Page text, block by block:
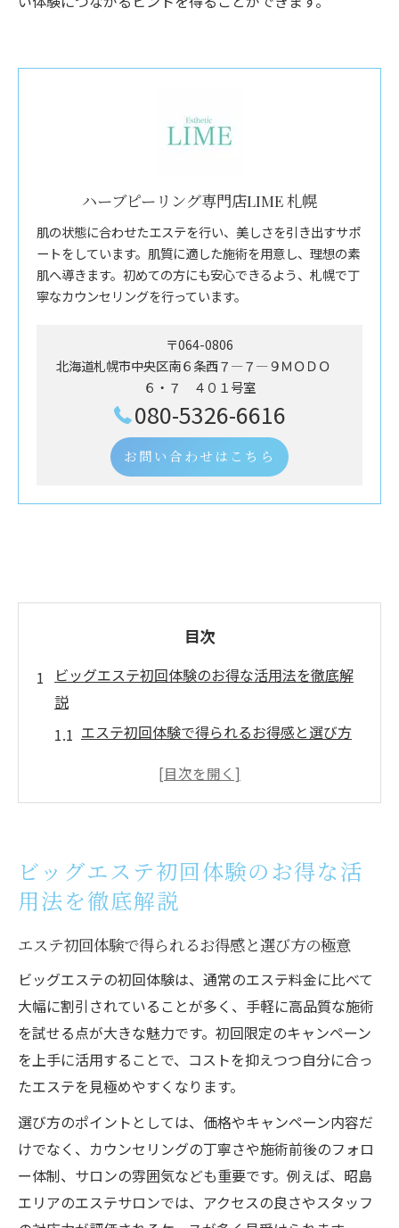
ハーブピーリング専門店LIME 札幌
肌の状態に合わせたエステを行い、美しさを引き出すサポ
ートをしています。肌質に適した施術を用意し、理想の素
肌へ導きます。初めての方にも安心できるよう、札幌で丁
寧なカウンセリングを行っています。
〒064-0806
北海道札幌市中央区南６条西７―７―９ＭＯＤＯ
６・７ ４０１号室
080-5326-6616
お問い合わせはこちら
目次
ビッグエステ初回体験のお得な活用法を徹底解
説
エステ初回体験で得られるお得感と選び方
昭島エステを体験する前に知りたいポイン
Belleエステ体験で満足度を高める秘訣とは
エステ体験選びで失敗しないコツを徹底解
説
エステ初回限定で実感できる効果の見極め
方
昭島エステで得られる即効性と長期効果の
違い
方
Belleエステ体験で失敗しないコツを紹介
リフライズ昭島などの施術ポイント解説
ビッグエステ初回体験のお得な活
用法を徹底解説
エステ初回体験で得られるお得感と選び方の極意
ビッグエステの初回体験は、通常のエステ料金に比べて
大幅に割引されていることが多く、手軽に高品質な施術
を試せる点が大きな魅力です。初回限定のキャンペーン
を上手に活用することで、コストを抑えつつ自分に合っ
たエステを見極めやすくなります。
選び方のポイントとしては、価格やキャンペーン内容だ
けでなく、カウンセリングの丁寧さや施術前後のフォロ
ー体制、サロンの雰囲気なども重要です。例えば、昭島
エリアのエステサロンでは、アクセスの良さやスタッフ